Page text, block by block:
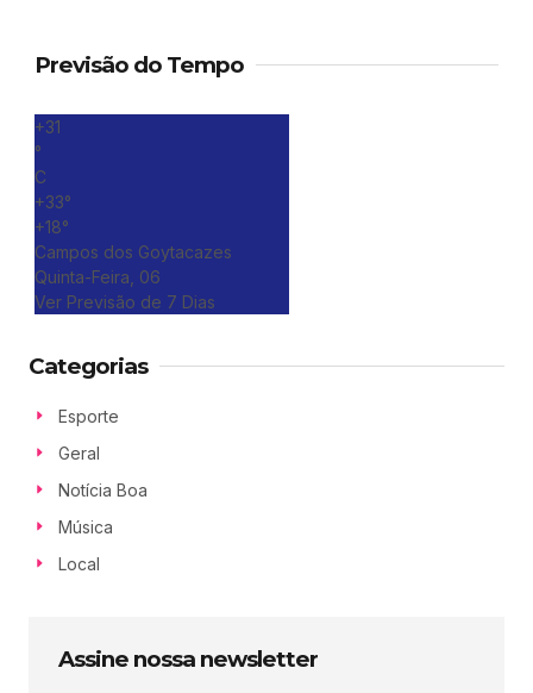
Previsão do Tempo
+31
°
C
+33°
+18°
Campos dos Goytacazes
Quinta-Feira, 06
Ver Previsão de 7 Dias
Categorias
Esporte
Geral
Notícia Boa
Música
Local
Assine nossa newsletter